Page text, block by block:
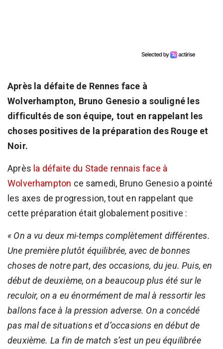
Après la défaite de Rennes face à
Wolverhampton, Bruno Genesio a souligné les
difficultés de son équipe, tout en rappelant les
choses positives de la préparation des Rouge et
Noir.
Après la défaite du Stade rennais face à
Wolverhampton ce samedi, Bruno Genesio a pointé
les axes de progression, tout en rappelant que
cette préparation était globalement positive :
« On a vu deux mi-temps complètement différentes.
Une première plutôt équilibrée, avec de bonnes
choses de notre part, des occasions, du jeu. Puis, en
début de deuxième, on a beaucoup plus été sur le
reculoir, on a eu énormément de mal à ressortir les
ballons face à la pression adverse. On a concédé
pas mal de situations et d’occasions en début de
deuxième. La fin de match s’est un peu équilibrée